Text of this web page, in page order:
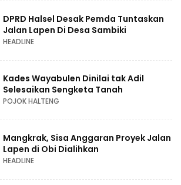
DPRD Halsel Desak Pemda Tuntaskan
Jalan Lapen Di Desa Sambiki
HEADLINE
Kades Wayabulen Dinilai tak Adil
Selesaikan Sengketa Tanah
POJOK HALTENG
Mangkrak, Sisa Anggaran Proyek Jalan
Lapen di Obi Dialihkan
HEADLINE